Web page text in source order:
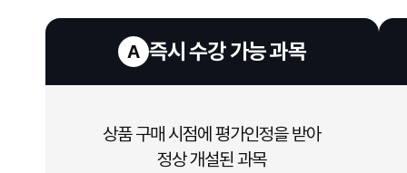
A 즉시 수강 가능 과목
상품 구매 시점에 평가인정을 받아
정상 개설된 과목